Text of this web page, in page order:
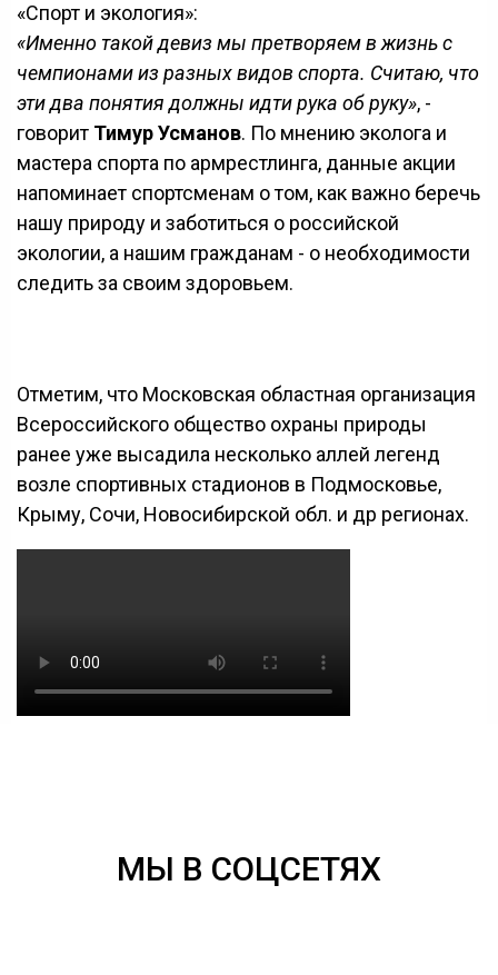
«Спорт и экология»:
«Именно такой девиз мы претворяем в жизнь с
чемпионами из разных видов спорта. Считаю, что
эти два понятия должны идти рука об руку», -
говорит Тимур Усманов. По мнению эколога и
мастера спорта по армрестлинга, данные акции
напоминает спортсменам о том, как важно беречь
нашу природу и заботиться о российской
экологии, а нашим гражданам - о необходимости
следить за своим здоровьем.
Отметим, что Московская областная организация
Всероссийского общество охраны природы
ранее уже высадила несколько аллей легенд
возле спортивных стадионов в Подмосковье,
Крыму, Сочи, Новосибирской обл. и др регионах.
МЫ В СОЦСЕТЯХ